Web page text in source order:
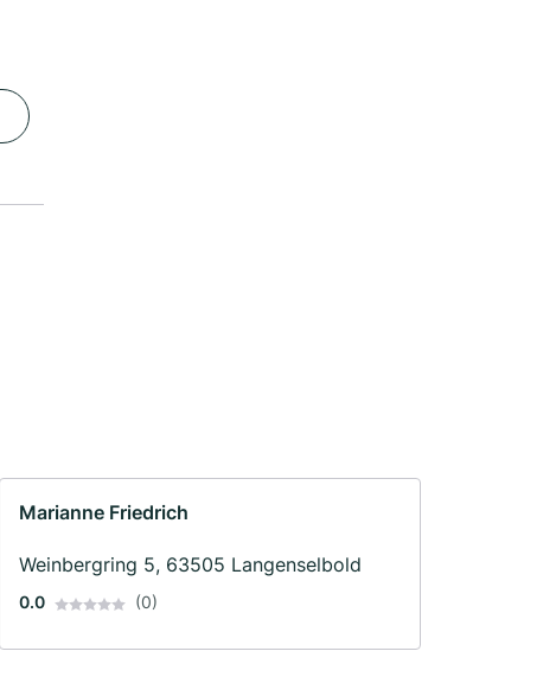
Marianne Friedrich
Weinbergring 5, 63505 Langenselbold
0.0 (0)